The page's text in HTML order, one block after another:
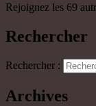
Rejoignez les 69
Rechercher
Rechercher :
Archives